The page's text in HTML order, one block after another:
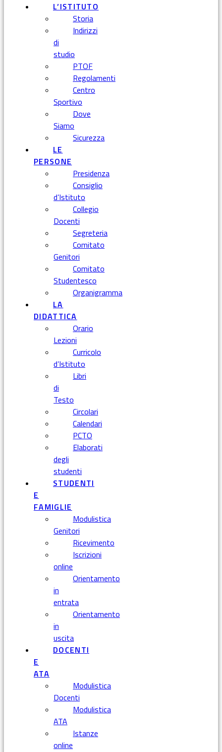
L’ISTITUTO
Storia
Indirizzi
di
studio
PTOF
Regolamenti
Centro
Sportivo
Dove
Siamo
Sicurezza
LE
PERSONE
Presidenza
Consiglio
d’Istituto
Collegio
Docenti
Segreteria
Comitato
Genitori
Comitato
Studentesco
Organigramma
LA
DIDATTICA
Orario
Lezioni
Curricolo
d’Istituto
Libri
di
Testo
Circolari
Calendari
PCTO
Elaborati
degli
studenti
STUDENTI
E
FAMIGLIE
Modulistica
Genitori
Ricevimento
Iscrizioni
online
Orientamento
in
entrata
Orientamento
in
uscita
DOCENTI
E
ATA
Modulistica
Docenti
Modulistica
ATA
Istanze
online